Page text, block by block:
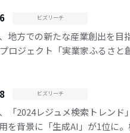
ビズリーチ
地方での新たな産業創出を目
ロジェクト「実業家ふるさと
ビズリーチ
「2024レジュメ検索トレンド
を背景に「生成AI」が1位に